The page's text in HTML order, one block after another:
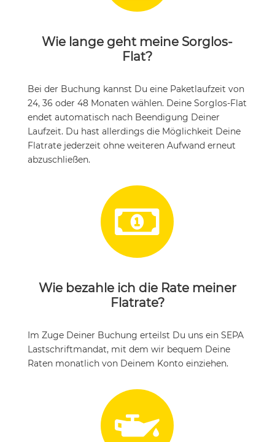
Wie lange geht meine Sorglos-
Flat?
Bei der Buchung kannst Du eine Paketlaufzeit von
24, 36 oder 48 Monaten wählen. Deine Sorglos-Flat
endet automatisch nach Beendigung Deiner
Laufzeit. Du hast allerdings die Möglichkeit Deine
Flatrate jederzeit ohne weiteren Aufwand erneut
abzuschließen.

Wie bezahle ich die Rate meiner
Flatrate?
Im Zuge Deiner Buchung erteilst Du uns ein SEPA
Lastschriftmandat, mit dem wir bequem Deine
Raten monatlich von Deinem Konto einziehen.
